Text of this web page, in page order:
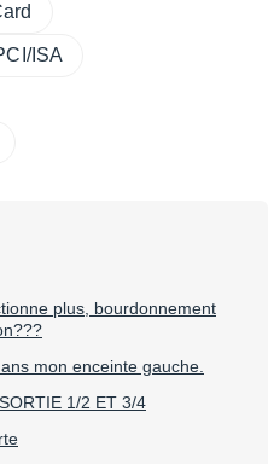
ISA
plus, bourdonnement
mon enceinte gauche.
1/2 ET 3/4